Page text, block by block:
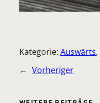
Kategorie: Auswärts,
← Vorheriger